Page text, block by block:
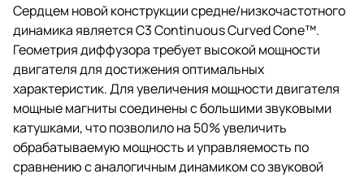
Сердцем новой конструкции средне/низкочастотного
динамика является C3 Continuous Curved Cone™.
Геометрия диффузора требует высокой мощности
двигателя для достижения оптимальных
характеристик. Для увеличения мощности двигателя
мощные магниты соединены с большими звуковыми
катушками, что позволило на 50% увеличить
обрабатываемую мощность и управляемость по
сравнению с аналогичным динамиком со звуковой